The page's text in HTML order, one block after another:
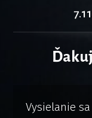
Vysielanie